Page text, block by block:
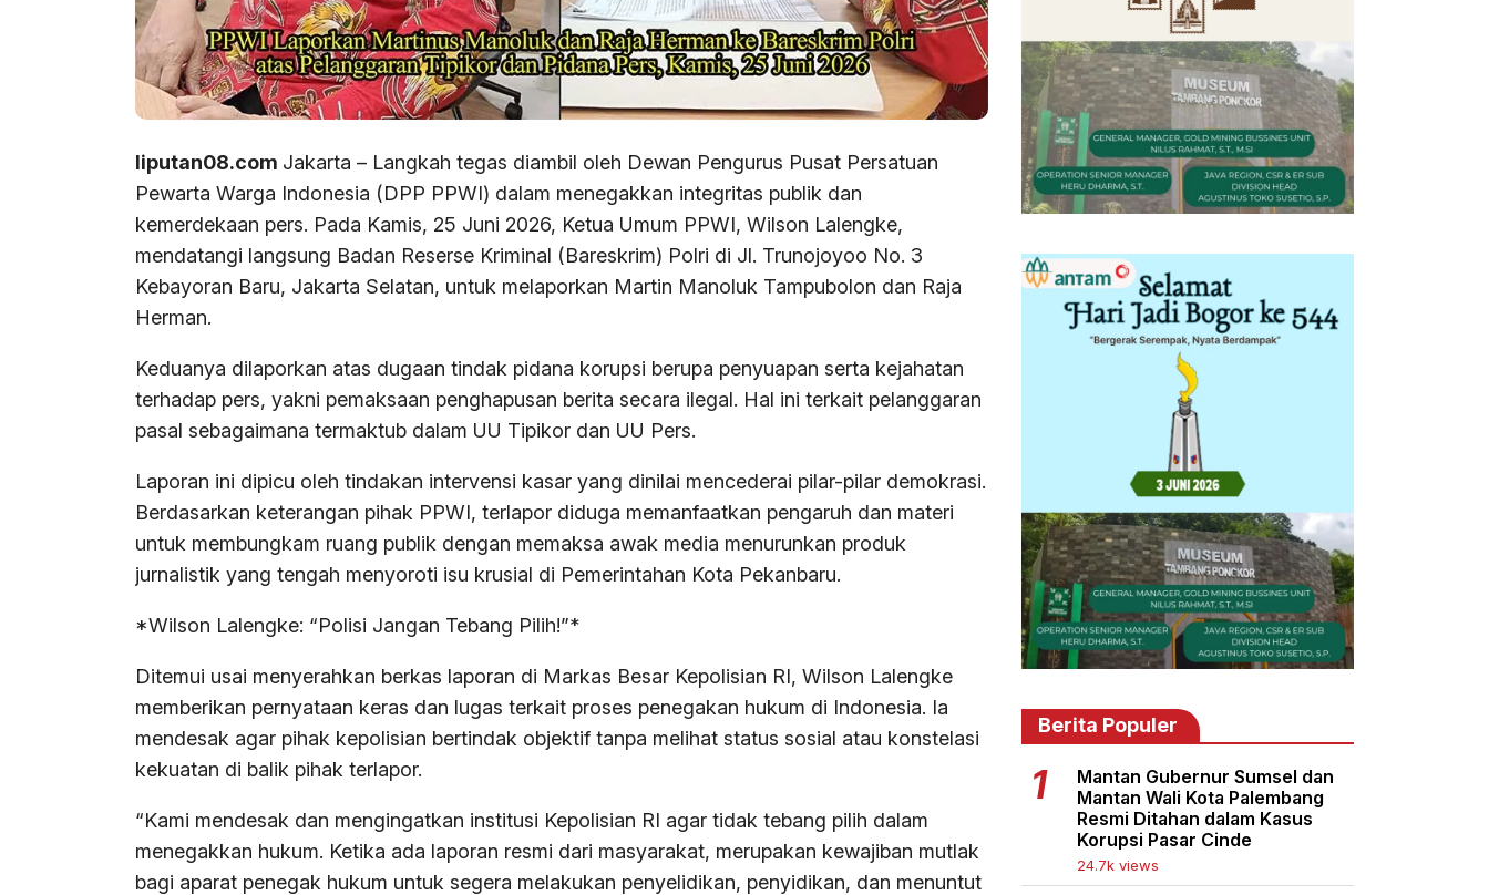
liputan08.com Jakarta – Langkah tegas diambil oleh Dewan Pengurus Pusat Persatuan
Pewarta Warga Indonesia (DPP PPWI) dalam menegakkan integritas publik dan
kemerdekaan pers. Pada Kamis, 25 Juni 2026, Ketua Umum PPWI, Wilson Lalengke,
mendatangi langsung Badan Reserse Kriminal (Bareskrim) Polri di Jl. Trunojoyoo No. 3
Kebayoran Baru, Jakarta Selatan, untuk melaporkan Martin Manoluk Tampubolon dan Raja
Herman.
Keduanya dilaporkan atas dugaan tindak pidana korupsi berupa penyuapan serta kejahatan
terhadap pers, yakni pemaksaan penghapusan berita secara ilegal. Hal ini terkait pelanggaran
pasal sebagaimana termaktub dalam UU Tipikor dan UU Pers.
Laporan ini dipicu oleh tindakan intervensi kasar yang dinilai mencederai pilar-pilar demokrasi.
Berdasarkan keterangan pihak PPWI, terlapor diduga memanfaatkan pengaruh dan materi
untuk membungkam ruang publik dengan memaksa awak media menurunkan produk
jurnalistik yang tengah menyoroti isu krusial di Pemerintahan Kota Pekanbaru.
*Wilson Lalengke: “Polisi Jangan Tebang Pilih!”*
Ditemui usai menyerahkan berkas laporan di Markas Besar Kepolisian RI, Wilson Lalengke
memberikan pernyataan keras dan lugas terkait proses penegakan hukum di Indonesia. Ia
mendesak agar pihak kepolisian bertindak objektif tanpa melihat status sosial atau konstelasi
kekuatan di balik pihak terlapor.
“Kami mendesak dan mengingatkan institusi Kepolisian RI agar tidak tebang pilih dalam
menegakkan hukum. Ketika ada laporan resmi dari masyarakat, merupakan kewajiban mutlak
bagi aparat penegak hukum untuk segera melakukan penyelidikan, penyidikan, dan menuntut
Berita Populer
Mantan Gubernur Sumsel dan
Mantan Wali Kota Palembang
Resmi Ditahan dalam Kasus
Korupsi Pasar Cinde
24.7k views